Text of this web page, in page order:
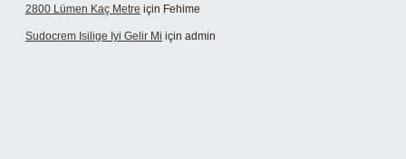
2800 Lümen Kaç Metre için Fehime
Sudocrem Isilige Iyi Gelir Mi için admin